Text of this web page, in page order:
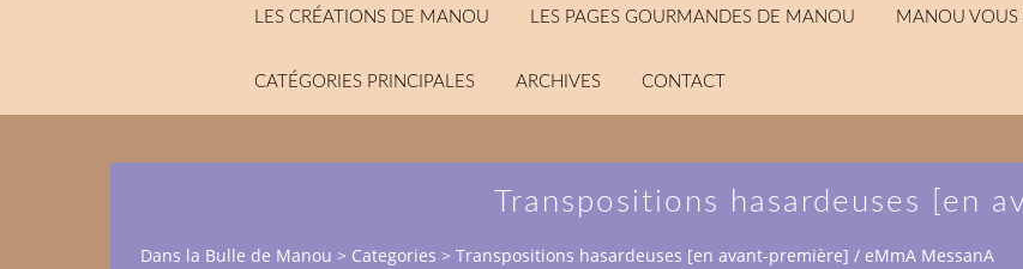
LES CRÉATIONS DE MANOU LES PAGES GOURMANDES DE MANOU MANOU VOUS
CATÉGORIES PRINCIPALES ARCHIVES CONTACT
Transpositions hasardeuses [en
Dans la Bulle de Manou > Categories > Transpositions hasardeuses [en avant-première] / eMmA MessanA